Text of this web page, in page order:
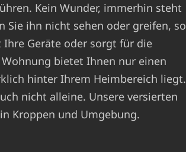
Kein Wunder, immerhin steht
Sie ihn nicht sehen oder greifen, so
Geräte oder sorgt für die
bietet Ihnen nur einen
hinter Ihrem Heimbereich liegt.
nicht alleine. Unsere versierten
Kroppen und Umgebung.